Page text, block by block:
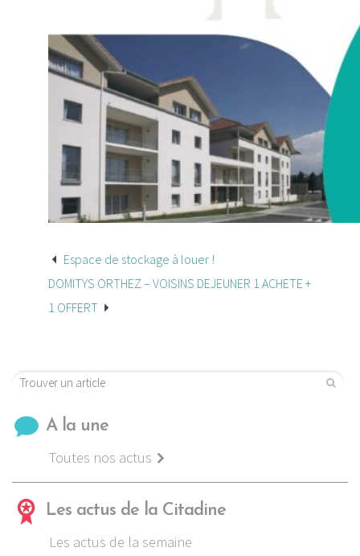
Espace de stockage à louer !
DOMITYS ORTHEZ – VOISINS DEJEUNER 1 ACHETE +
1 OFFERT
A la une
Toutes nos actus
Les actus de la Citadine
Les actus de la semaine